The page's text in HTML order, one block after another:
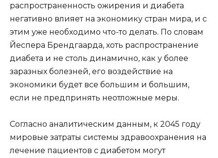
распространенность ожирения и диабета
негативно влияет на экономику стран мира, и с
этим уже необходимо что-то делать. По словам
Йеспера Брендгаарда, хоть распространение
диабета и не столь динамично, как у более
заразных болезней, его воздействие на
экономики будет все большим и большим,
если не предпринять неотложные меры.
Согласно аналитическим данным, к 2045 году
мировые затраты системы здравоохранения на
лечение пациентов с диабетом могут